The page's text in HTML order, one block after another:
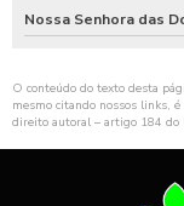
Nossa Senhora das
O conteúdo do texto desta
mesmo citando nossos links,
direito autoral – artigo 184 do